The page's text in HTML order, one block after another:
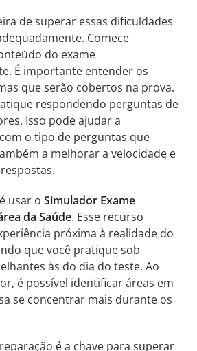
de superar essas dificuldades
Comece
do exame
É importante entender os
que serão cobertos na prova.
respondendo perguntas de
Isso pode ajudar a
o tipo de perguntas que
a melhorar a velocidade e
usar o Simulador Exame
da Saúde. Esse recurso
próxima à realidade do
que você pratique sob
às do dia do teste. Ao
é possível identificar áreas em
se concentrar mais durante os
é a chave para superar